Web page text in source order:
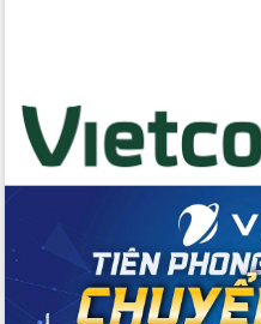
Kỳ họp Chuyên đề lần thứ Năm, HĐND
tỉnh Đắk Lắk thông qua các nghị quyết
quan trọng
Thống nhất danh sách giới thiệu ứng
cử đại biểu Quốc hội khoá XVI và đại
biểu HĐND tỉnh Đắk Lắk, nhiệm kỳ
Phát động hai phong trào thi đua quan
trọng trong kỷ nguyên mới